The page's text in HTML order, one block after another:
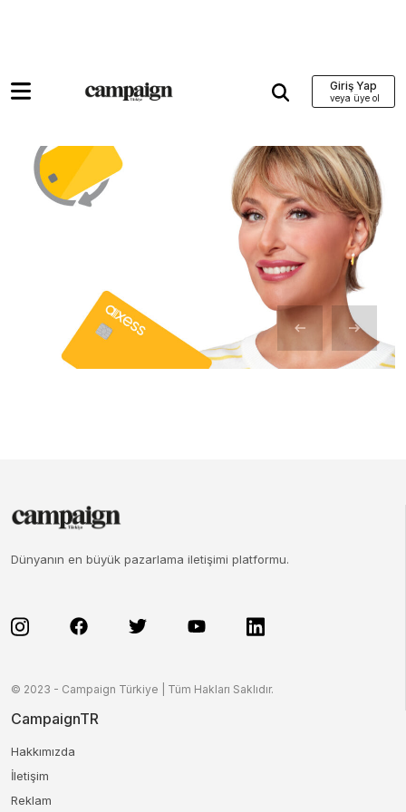
Giriş Yap
Dünyanın en büyük pazarlama iletişimi platformu.
© 2023 - Campaign Türkiye | Tüm Hakları Saklıdır.
CampaignTR
Hakkımızda
İletişim
Reklam